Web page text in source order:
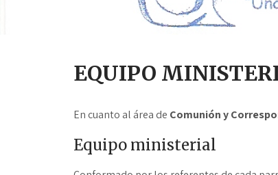
EQUIPO
En cuanto al área de Comunión y
Equipo ministerial